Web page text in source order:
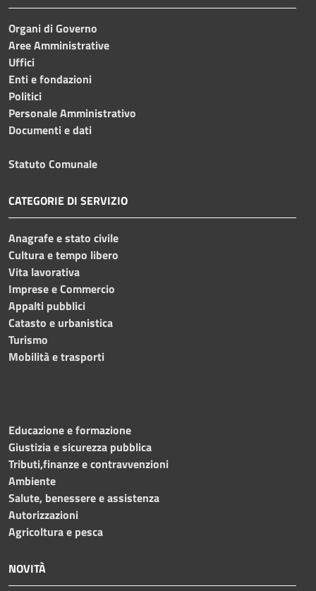
Organi di Governo
Aree Amministrative
Uffici
Enti e fondazioni
Politici
Personale Amministrativo
Documenti e dati
Statuto Comunale
CATEGORIE DI SERVIZIO
Anagrafe e stato civile
Cultura e tempo libero
Vita lavorativa
Imprese e Commercio
Appalti pubblici
Catasto e urbanistica
Turismo
Mobilità e trasporti
Educazione e formazione
Giustizia e sicurezza pubblica
Tributi,finanze e contravvenzioni
Ambiente
Salute, benessere e assistenza
Autorizzazioni
Agricoltura e pesca
NOVITÀ